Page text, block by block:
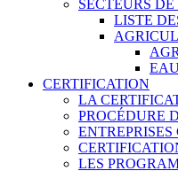
SECTEURS
LISTE
CERTIFICATION
LA
PROCÉDURE
LES